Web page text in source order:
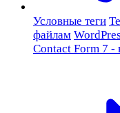
Условные теги
файлам
Contact Form 7 -